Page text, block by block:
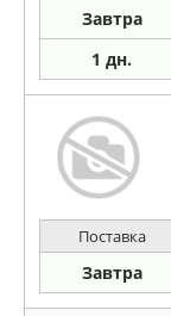
Завтра
1 дн.
Поставка
Завтра